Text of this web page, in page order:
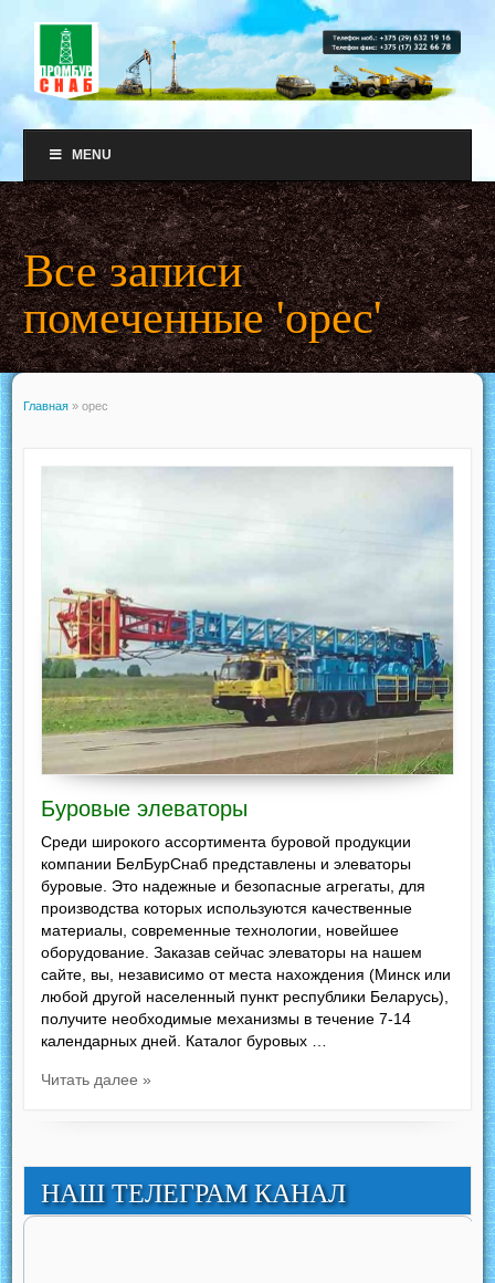
MENU
Все записи
помеченные 'opec'
Главная » opec
Буровые элеваторы
Среди широкого ассортимента буровой продукции
компании БелБурСнаб представлены и элеваторы
буровые. Это надежные и безопасные агрегаты, для
производства которых используются качественные
материалы, современные технологии, новейшее
оборудование. Заказав сейчас элеваторы на нашем
сайте, вы, независимо от места нахождения (Минск или
любой другой населенный пункт республики Беларусь),
получите необходимые механизмы в течение 7-14
календарных дней. Каталог буровых …
Читать далее »
НАШ ТЕЛЕГРАМ КАНАЛ